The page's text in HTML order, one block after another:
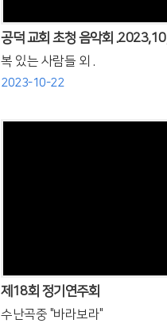
공덕 교회 초청 음악회
복 있는 사람들 외 .
2023-10-22
제18회 정기연주회
수난곡중 "바라보라"